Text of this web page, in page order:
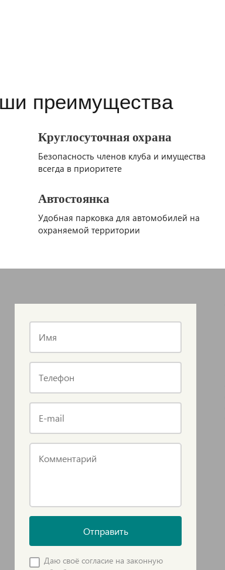
преимущества
Круглосуточная охрана
Безопасность членов клуба и имущества
всегда в приоритете
Автостоянка
Удобная парковка для автомобилей на
охраняемой территории
Имя
Телефон
E-mail
Комментарий
Отправить
Даю своё согласие на законную